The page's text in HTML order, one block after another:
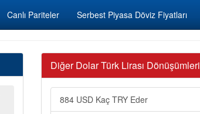
Canlı Pariteler Serbest Piyasa Döviz Fiyatları
Diğer Dolar Türk Lirası Dönüşümleri
884 USD Kaç TRY Eder